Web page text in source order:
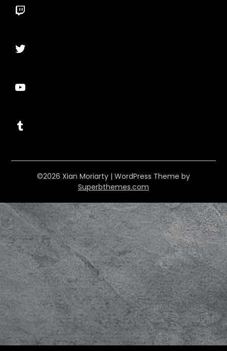
Twitch
Twitter
YouTube
Tumblr
©2026 Xian Moriarty | WordPress Theme by
Superbthemes.com